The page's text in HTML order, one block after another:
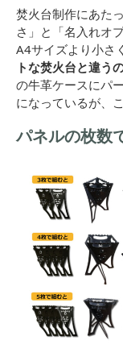
焚火台制作にあた
さ」と「名入れオ
A4サイズより小さ
トな焚火台と違う
の牛革ケースにパ
になっているが、
パネルの枚数